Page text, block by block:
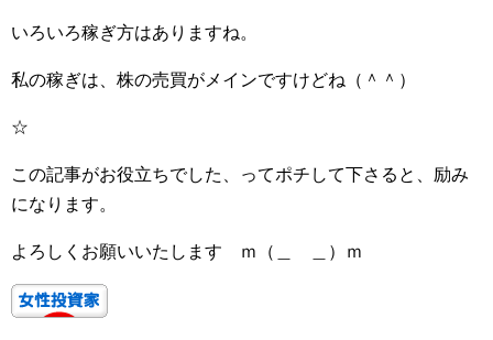
いろいろ稼ぎ方はありますね。
私の稼ぎは、株の売買がメインですけどね（＾＾）
☆
この記事がお役立ちでした、ってポチして下さると、励み
になります。
よろしくお願いいたします ｍ（＿ ＿）ｍ